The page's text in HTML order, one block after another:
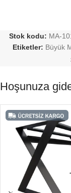
Stok kodu: MA-
Etiketler: Büyük
Hoşunuza